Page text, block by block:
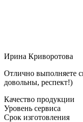
Ирина Криворотова
Отлично выполняете
довольны, респект!)
Качество продукции
Уровень сервиса
Срок изготовления